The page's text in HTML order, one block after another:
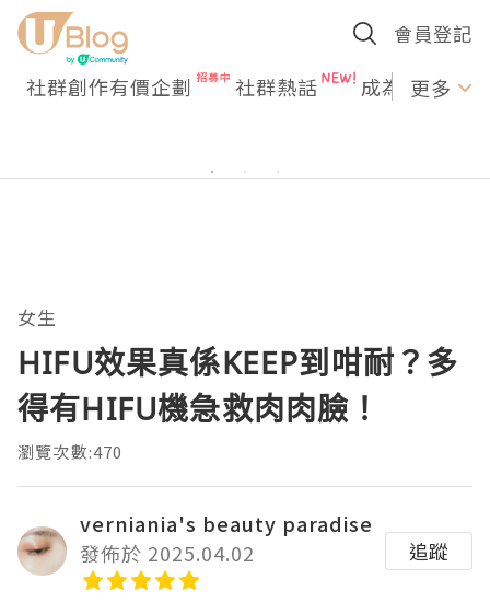
會員登記
社群創作有價企劃 社群熱話 成為U更多
女生
HIFU效果真係KEEP到咁耐？多
得有HIFU機急救肉肉臉！
瀏覽次數:470
verniania's beauty paradise
發佈於 2025.04.02
追蹤